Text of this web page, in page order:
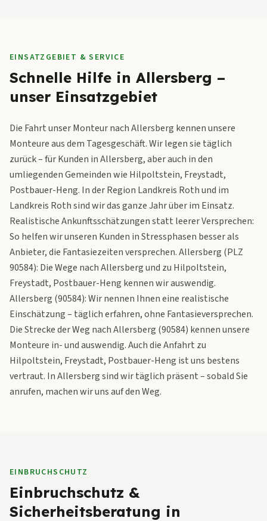
EINSATZGEBIET & SERVICE
Schnelle Hilfe in Allersberg –
unser Einsatzgebiet
Die Fahrt unser Monteur nach Allersberg kennen unsere
Monteure aus dem Tagesgeschäft. Wir legen sie täglich
zurück – für Kunden in Allersberg, aber auch in den
umliegenden Gemeinden wie Hilpoltstein, Freystadt,
Postbauer-Heng. In der Region Landkreis Roth und im
Landkreis Roth sind wir das ganze Jahr über im Einsatz.
Realistische Ankunftsschätzungen statt leerer Versprechen:
So helfen wir unseren Kunden in Stressphasen besser als
Anbieter, die Fantasiezeiten versprechen. Allersberg (PLZ
90584): Die Wege nach Allersberg und zu Hilpoltstein,
Freystadt, Postbauer-Heng kennen wir auswendig.
Allersberg (90584): Wir nennen Ihnen eine realistische
Einschätzung – täglich erfahren, ohne Fantasieversprechen.
Die Strecke der Weg nach Allersberg (90584) kennen unsere
Monteure in- und auswendig. Auch die Anfahrt zu
Hilpoltstein, Freystadt, Postbauer-Heng ist uns bestens
vertraut. In Allersberg sind wir täglich präsent – sobald Sie
anrufen, machen wir uns auf den Weg.
EINBRUCHSCHUTZ
Einbruchschutz &
Sicherheitsberatung in